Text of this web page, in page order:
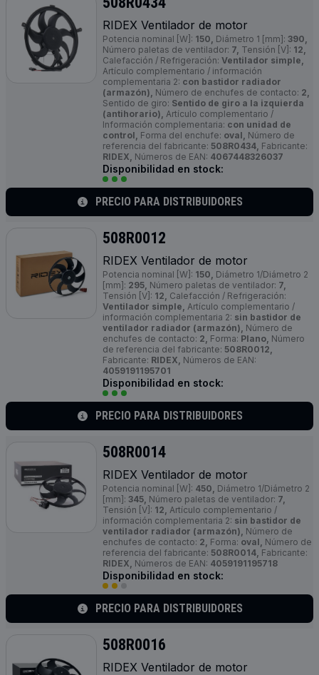
RIDEX Ventilador de motor
Potencia nominal [W]: 150, Diámetro 1 [mm]: 390,
Número paletas de ventilador: 7, Tensión [V]: 12,
Calefacción / Refrigeración: Ventilador simple,
Artículo complementario / información
complementaria 2: con bastidor radiador
(armazón), Número de enchufes de contacto: 2,
Sentido de giro: Sentido de giro a la izquierda
(antihorario), Artículo complementario /
Información complementaria: con unidad de
control, Forma del enchufe: oval, Número de
referencia del fabricante: 508R0434, Fabricante:
RIDEX, Números de EAN: 4067448326037
Disponibilidad en stock:
PRECIO PARA DISTRIBUIDORES
508R0012
RIDEX Ventilador de motor
Potencia nominal [W]: 150, Diámetro 1/Diámetro 2
[mm]: 295, Número paletas de ventilador: 7,
Tensión [V]: 12, Calefacción / Refrigeración:
Ventilador simple, Artículo complementario /
información complementaria 2: sin bastidor de
ventilador radiador (armazón), Número de
enchufes de contacto: 2, Forma: Plano, Número
de referencia del fabricante: 508R0012,
Fabricante: RIDEX, Números de EAN:
4059191195701
Disponibilidad en stock:
PRECIO PARA DISTRIBUIDORES
508R0014
RIDEX Ventilador de motor
Potencia nominal [W]: 450, Diámetro 1/Diámetro 2
[mm]: 345, Número paletas de ventilador: 7,
Tensión [V]: 12, Artículo complementario /
información complementaria 2: sin bastidor de
ventilador radiador (armazón), Número de
enchufes de contacto: 2, Forma: oval, Número de
referencia del fabricante: 508R0014, Fabricante:
RIDEX, Números de EAN: 4059191195718
Disponibilidad en stock:
PRECIO PARA DISTRIBUIDORES
508R0016
RIDEX Ventilador de motor